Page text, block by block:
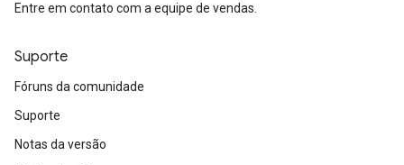
Entre em contato com a equipe de vendas.
Suporte
Fóruns da comunidade
Suporte
Notas da versão